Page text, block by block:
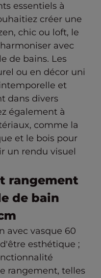
essentiels à
créer une
chic ou loft, le
avec
de bains. Les
ou en décor uni
et
dans divers
également à
comme la
et le bois pour
un rendu visuel
rangement
de bain
avec vasque 60
esthétique ;
rangement, telles